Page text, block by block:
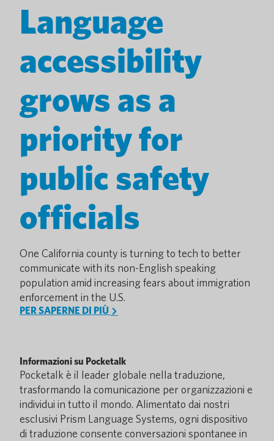
Language
accessibility
grows as a
priority for
public safety
officials
One California county is turning to tech to better
communicate with its non-English speaking
population amid increasing fears about immigration
enforcement in the U.S.
PER SAPERNE DI PIÙ
Informazioni su Pocketalk
Pocketalk è il leader globale nella traduzione,
trasformando la comunicazione per organizzazioni e
individui in tutto il mondo. Alimentato dai nostri
esclusivi Prism Language Systems, ogni dispositivo
di traduzione consente conversazioni spontanee in